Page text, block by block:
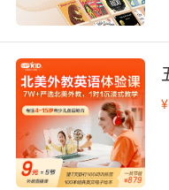
音清晰准确，足以
于初学者而言，这
一种听力训练的挑
口音的英语。
四、教学风格与方法
北美外教倾向于采
式，鼓励学生提问
¥